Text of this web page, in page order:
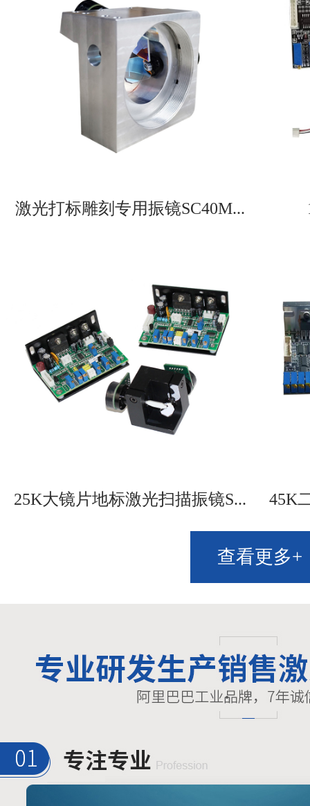
激光打标雕刻专用振镜SC40M...
25K大镜片地标激光扫描振镜S... 45K
查看更多+